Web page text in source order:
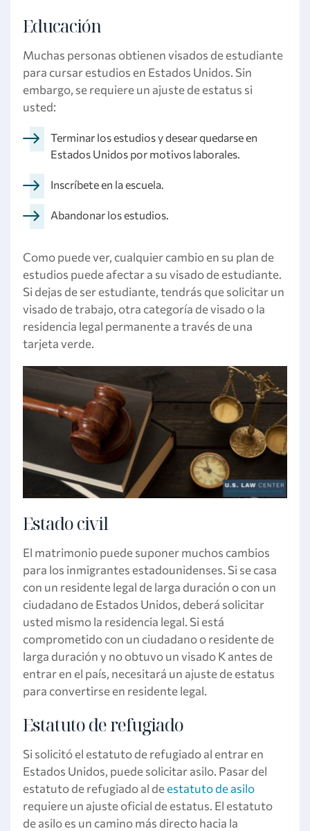
Educación
Muchas personas obtienen visados de estudiante
para cursar estudios en Estados Unidos. Sin
embargo, se requiere un ajuste de estatus si
usted:
Terminar los estudios y desear quedarse en
Estados Unidos por motivos laborales.
Inscríbete en la escuela.
Abandonar los estudios.
Como puede ver, cualquier cambio en su plan de
estudios puede afectar a su visado de estudiante.
Si dejas de ser estudiante, tendrás que solicitar un
visado de trabajo, otra categoría de visado o la
residencia legal permanente a través de una
tarjeta verde.
Estado civil
El matrimonio puede suponer muchos cambios
para los inmigrantes estadounidenses. Si se casa
con un residente legal de larga duración o con un
ciudadano de Estados Unidos, deberá solicitar
usted mismo la residencia legal. Si está
comprometido con un ciudadano o residente de
larga duración y no obtuvo un visado K antes de
entrar en el país, necesitará un ajuste de estatus
para convertirse en residente legal.
Estatuto de refugiado
Si solicitó el estatuto de refugiado al entrar en
Estados Unidos, puede solicitar asilo. Pasar del
estatuto de refugiado al deestatuto de asilo
requiere un ajuste oficial de estatus. El estatuto
de asilo es un camino más directo hacia la